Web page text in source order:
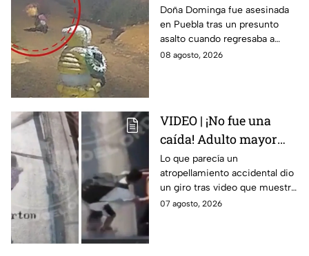
doña Dominga, la
abuelita asesinada tras
asalto en Amozoc,
Puebla
Doña Dominga fue asesinada
en Puebla tras un presunto
asalto cuando regresaba a
casa; familiares y amigos la
08 agosto, 2026
VIDEO | ¡No fue una
caída! Adulto mayor
muere atropellado por
tráiler; joven lo empujó
en Monterrey
Lo que parecía un
atropellamiento accidental dio
un giro tras video que muestra
cómo un joven empujó a
07 agosto, 2026